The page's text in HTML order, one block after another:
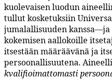
kuolevaisen luodun
tullut kosketuksiin
jumalallisuuden
kokemisen aallokoille
itsestään määräävänä ja
persoonallisuutena.
kvalifioimattomasti